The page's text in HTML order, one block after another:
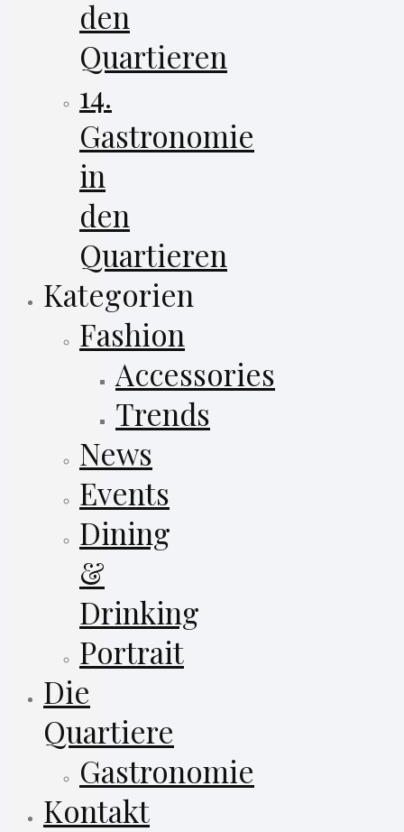
den
Quartieren
14.
Gastronomie
in
den
Quartieren
Kategorien
Fashion
Accessories
Trends
News
Events
Dining
&
Drinking
Portrait
Die
Quartiere
Gastronomie
Kontakt